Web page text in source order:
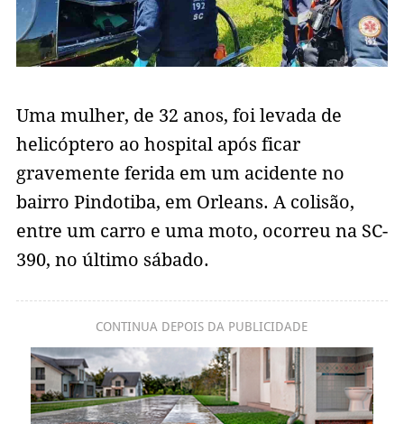
Uma mulher, de 32 anos, foi levada de
helicóptero ao hospital após ficar
gravemente ferida em um acidente no
bairro Pindotiba, em Orleans. A colisão,
entre um carro e uma moto, ocorreu na SC-
390, no último sábado.
CONTINUA DEPOIS DA PUBLICIDADE